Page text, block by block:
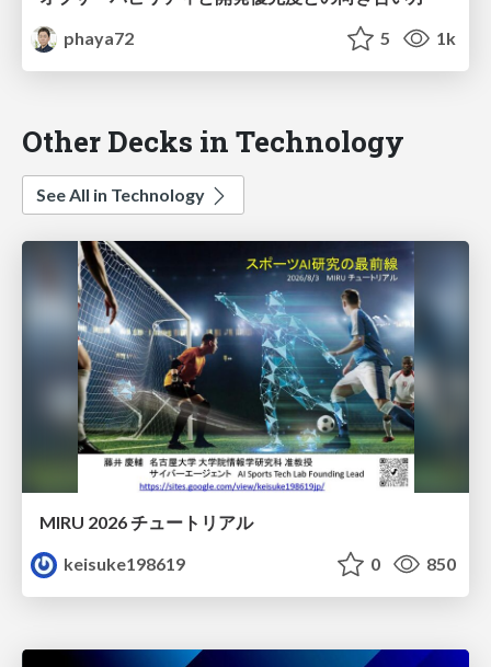
phaya72
5 1k
Other Decks in Technology
See All in Technology
MIRU 2026 チュートリアル
keisuke198619
0 850